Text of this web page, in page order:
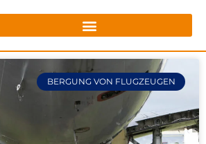
BERGUNG VON FLUGZEUGEN